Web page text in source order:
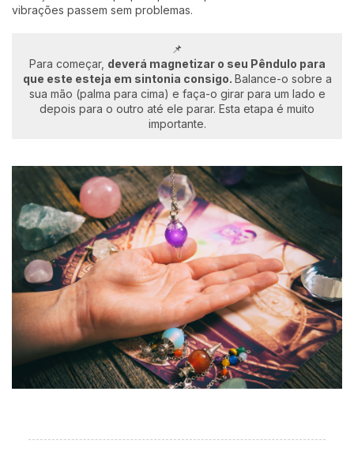
vibrações passem sem problemas.
📌
Para começar, deverá magnetizar o seu Pêndulo para
que este esteja em sintonia consigo. Balance-o sobre a
sua mão (palma para cima) e faça-o girar para um lado e
depois para o outro até ele parar. Esta etapa é muito
importante.